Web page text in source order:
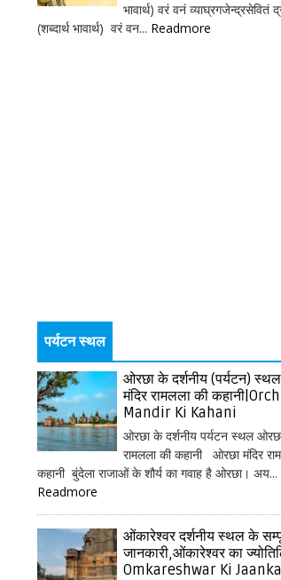
भावार्थ) वरं वनं व्याघ्रगजेन्द्रसेवितं
(शब्दार्थ भावार्थ) वरं वन... Readmore
पर्यटन स्थल
ओरछा के दर्शनीय (पर्यटन)
मंदिर रामलला की
Mandir Ki Kahani
ओरछा के दर्शनीय पर्यटन स्थल
रामलला की कहानी ओरछा मंदिर
कहानी बुंदेला राजाओं के शौर्य का गवाह है ओरछा। अय...
Readmore
ओंकारेश्वर दर्शनीय स्थल के
जानकारी,ओंकारेश्वर का
Omkareshwar Ki